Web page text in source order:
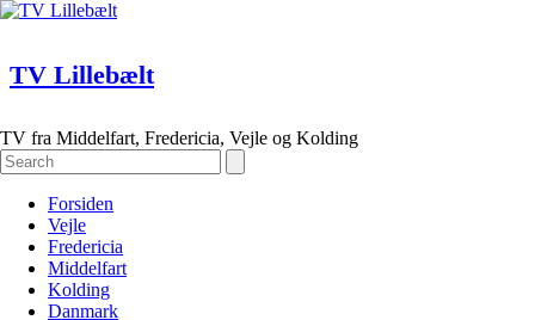
Skip
TV Lillebælt
TV fra Middelfart, Fredericia, Vejle og Kolding
Forsiden
Vejle
Fredericia
Middelfart
Kolding
Danmark